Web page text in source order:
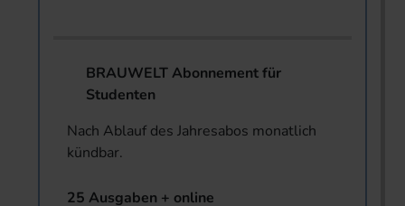
BRAUWELT Abonnement für
Studenten
Nach Ablauf des Jahresabos monatlich
kündbar.
25 Ausgaben + online